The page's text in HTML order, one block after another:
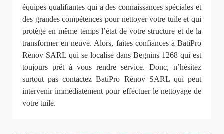
équipes qualifiantes qui a des connaissances spéciales et
des grandes compétences pour nettoyer votre tuile et qui
protège en même temps l’état de votre structure et de la
transformer en neuve. Alors, faites confiances à BatiPro
Rénov SARL qui se localise dans Begnins 1268 qui est
toujours prêt à vous rendre service. Donc, n’hésitez
surtout pas contactez BatiPro Rénov SARL qui peut
intervenir immédiatement pour effectuer le nettoyage de
votre tuile.